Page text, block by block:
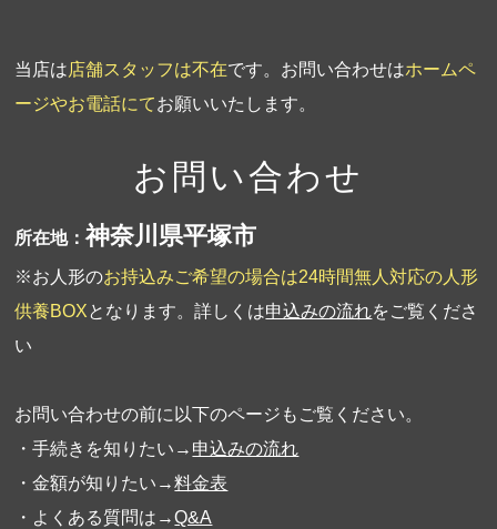
当店は店舗スタッフは不在です。お問い合わせはホームペ
ージやお電話にてお願いいたします。
お問い合わせ
所在地：神奈川県平塚市
※お人形のお持込みご希望の場合は24時間無人対応の人形
供養BOXとなります。詳しくは申込みの流れをご覧くださ
い
お問い合わせの前に以下のページもご覧ください。
・手続きを知りたい→ 申込みの流れ
・金額が知りたい→料金表
・よくある質問は→Q&A